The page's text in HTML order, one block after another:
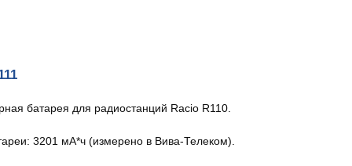
батарея для радиостанций Racio R110.
3201 мА*ч (измерено в Вива-Телеком).